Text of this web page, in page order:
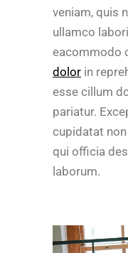
veniam, quis
ullamco
eacommodo
dolor in
esse cillum
pariatur.
cupidatat
qui officia
laborum.